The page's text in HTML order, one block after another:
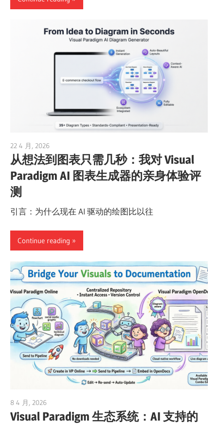
22 4 月, 2026
从想法到图表只需几秒：我对 Visual
Paradigm AI 图表生成器的亲身体验评
测
引言：为什么现在 AI 驱动的绘图比以往
Continue reading
8 4 月, 2026
Visual Paradigm 生态系统：AI 支持的